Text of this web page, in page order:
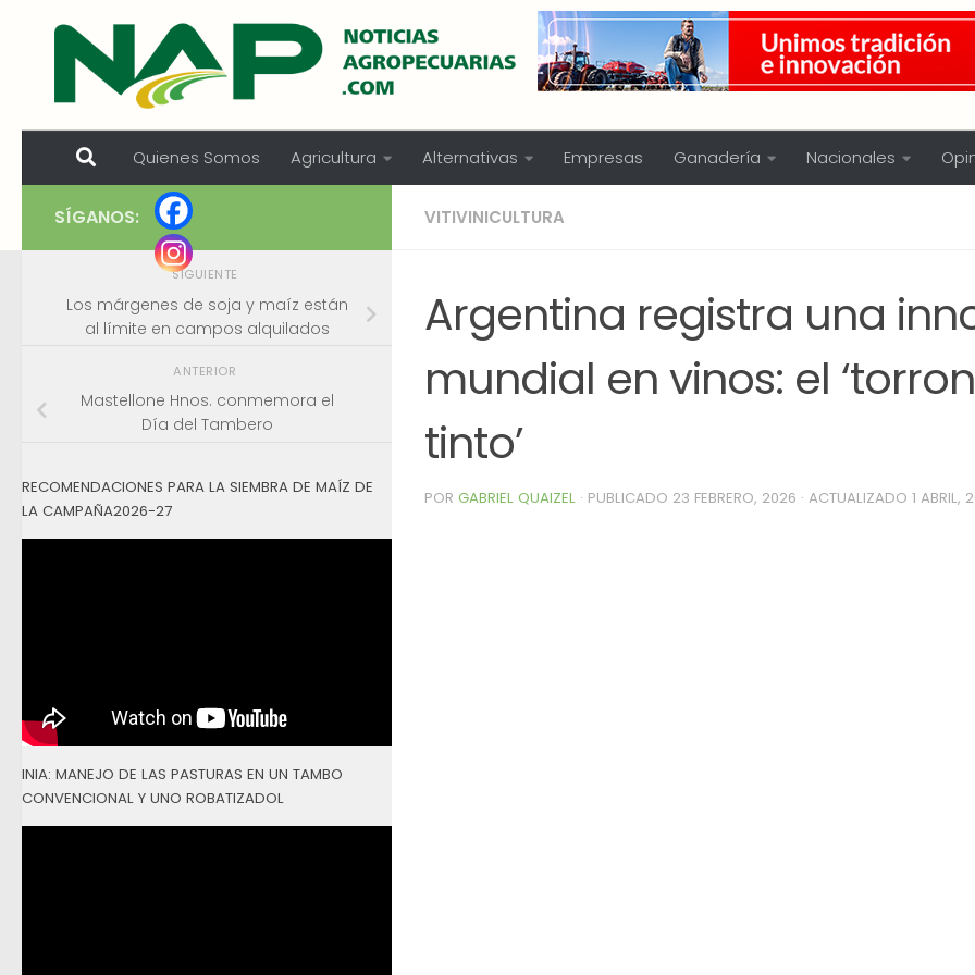
Skip to content
Quienes Somos Agricultura Alternativas Empresas Ganadería Nacionales
VITIVINICULTURA
Argentina registra una
mundial en vinos: el
tinto’
POR GABRIEL QUAIZEL · PUBLICADO 23 FEBRERO, 2026 · ACTUALIZADO 1 ABRIL,
SÍGANOS:
SIGUIENTE
Los márgenes de soja y maíz están
al límite en campos alquilados
ANTERIOR
Mastellone Hnos. conmemora el
Día del Tambero
RECOMENDACIONES PARA LA SIEMBRA DE MAÍZ DE
LA CAMPAÑA2026-27
INIA: MANEJO DE LAS PASTURAS EN UN TAMBO
CONVENCIONAL Y UNO ROBATIZADOL